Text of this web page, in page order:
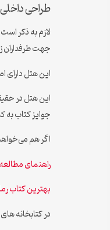
طراحی
لازم به ذکر
جهت طرفداران
این هتل دارای
این هتل در
جوایز کتاب
اگر هم
راهنمای
بهترین کتاب
در کتابخانه های جالب و